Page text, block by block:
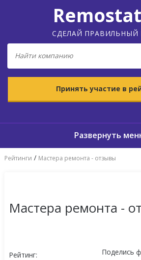
СДЕЛАЙ ПРАВИЛЬНЫЙ
Принять участие в
Рейтинги / Мастера ремонта - отзывы
Мастера ремонта -
Рейтинг: Поделись